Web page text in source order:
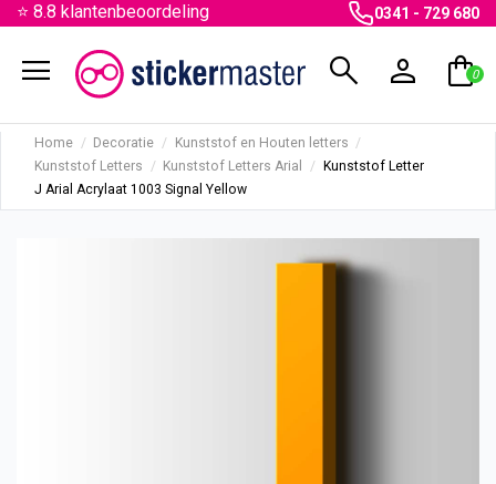
⭐ 8.8 klantenbeoordeling 0341 - 729 680
menu search person shopping_bag
0
Home Decoratie
Kunststof en Houten letters
Kunststof Letters
Kunststof Letters Arial
Kunststof Letter
J Arial Acrylaat 1003 Signal Yellow